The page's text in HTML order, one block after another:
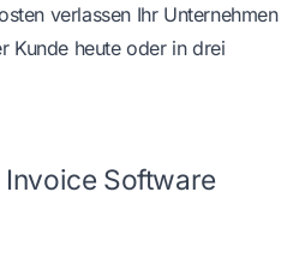
verlassen Ihr Unternehmen
Kunde heute oder in drei
Software